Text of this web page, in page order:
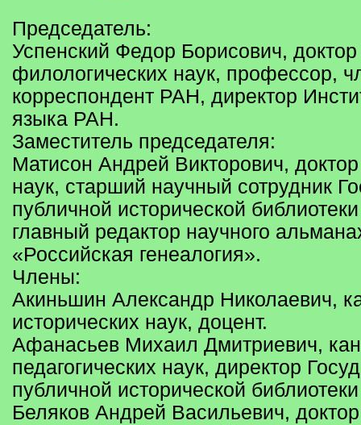
Председатель:
Успенский Федор Борисович, доктор
филологических наук, профессор,
корреспондент РАН, директор
языка РАН.
Заместитель председателя:
Матисон Андрей Викторович,
наук, старший научный сотрудник
публичной исторической
главный редактор научного
«Российская генеалогия».
Члены:
Акиньшин Александр Николаевич,
исторических наук, доцент.
Афанасьев Михаил Дмитриевич,
педагогических наук, директор
публичной исторической
Беляков Андрей Васильевич,